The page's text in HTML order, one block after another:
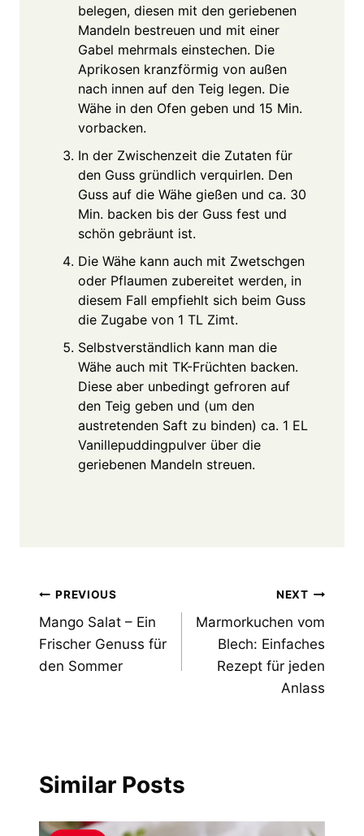
belegen, diesen mit den geriebenen
Mandeln bestreuen und mit einer
Gabel mehrmals einstechen. Die
Aprikosen kranzförmig von außen
nach innen auf den Teig legen. Die
Wähe in den Ofen geben und 15 Min.
vorbacken.
In der Zwischenzeit die Zutaten für
den Guss gründlich verquirlen. Den
Guss auf die Wähe gießen und ca. 30
Min. backen bis der Guss fest und
schön gebräunt ist.
Die Wähe kann auch mit Zwetschgen
oder Pflaumen zubereitet werden, in
diesem Fall empfiehlt sich beim Guss
die Zugabe von 1 TL Zimt.
Selbstverständlich kann man die
Wähe auch mit TK-Früchten backen.
Diese aber unbedingt gefroren auf
den Teig geben und (um den
austretenden Saft zu binden) ca. 1 EL
Vanillepuddingpulver über die
geriebenen Mandeln streuen.
Post
navigation
PREVIOUS
Mango Salat – Ein
Frischer Genuss für
den Sommer
NEXT
Marmorkuchen vom
Blech: Einfaches
Rezept für jeden
Anlass
Similar Posts